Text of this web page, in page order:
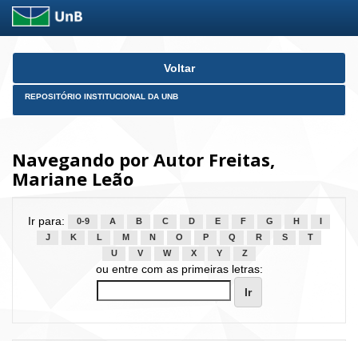
Skip
Voltar
REPOSITÓRIO INSTITUCIONAL DA UNB
Navegando por Autor Freitas,
Mariane Leão
Ir para: 0-9 A B C D E F G H
J
K L M N O P Q R S
T
U
V W X Y Z
ou entre com as primeiras letras: